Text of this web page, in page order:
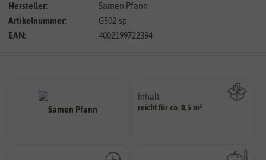
Hersteller:
Samen Pfann
Artikelnummer:
G502-sp
EAN:
4002199722394
Inhalt
reicht für ca. 0,5 m²
Wie viel ist enthalten